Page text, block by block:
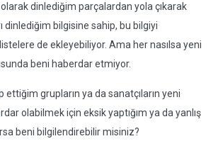
dinlediğim parçalardan yola çıkarak
dinlediğim bilgisine sahip, bu bilgiyi
de ekleyebiliyor. Ama her nasılsa yeni
beni haberdar etmiyor.
grupların ya da sanatçıların yeni
olabilmek için eksik yaptığım ya da yanlış
beni bilgilendirebilir misiniz?